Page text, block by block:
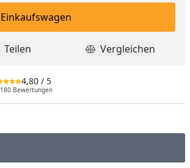
In den Einkaufswagen legen
hinzufügen
Teilen
Teilen Produkt
Vergleichen
4,80 / 5
Bewertungen